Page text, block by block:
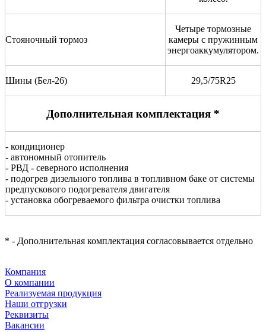
Стояночный тормоз
Четыре тормозные
камеры с пружинным
энергоаккумулятором.
Шины (Бел-26) 29,5/75R25
Дополнительная комплектация *
- кондиционер
- автономный отопитель
- РВД - северного исполнения
- подогрев дизельного топлива в топливном баке от системы
предпускового подогревателя двигателя
- установка обогреваемого фильтра очистки топлива
* - Дополнительная комплектация согласовывается отдельно
Компания
О компании
Реализуемая продукция
Наши отгрузки
Реквизиты
Вакансии